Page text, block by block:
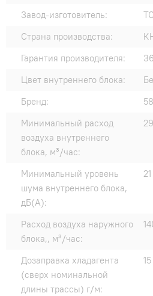
Завод-изготовитель:
Страна производства:
Гарантия производителя:
36
Цвет внутреннего блока:
Бренд:
Минимальный расход
воздуха внутреннего
блока, м³/час:
Минимальный уровень
шума внутреннего блока,
дБ(А):
21
Расход воздуха наружного
блока,, м³/час:
Дозаправка хладагента
(сверх номинальной
длины трассы) г/м:
15